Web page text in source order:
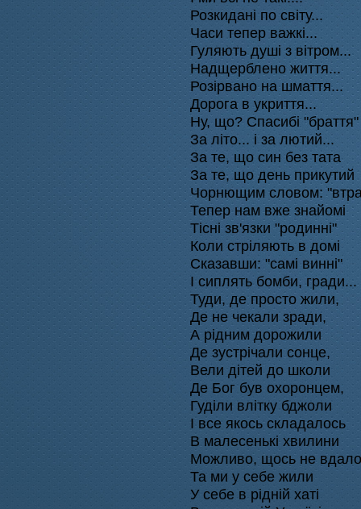
Розкидані по світу...
Часи тепер важкі...
Гуляють душі з вітром...
Надщерблено життя...
Розірвано на шмаття...
Дорога в укриття...
Ну, що? Спасибі "браття"
За літо... і за лютий...
За те, що син без тата
За те, що день прикутий
Чорнющим словом:
Тепер нам вже знайомі
Тісні зв'язки "родинні"
Коли стріляють в домі
Сказавши: "самі винні"
І сиплять бомби, гради...
Туди, де просто жили,
Де не чекали зради,
А рідним дорожили
Де зустрічали сонце,
Вели дітей до школи
Де Бог був охоронцем,
Гуділи влітку бджоли
І все якось складалось
В малесенькі хвилини
Можливо, щось не
Та ми у себе жили
У себе в рідній хаті